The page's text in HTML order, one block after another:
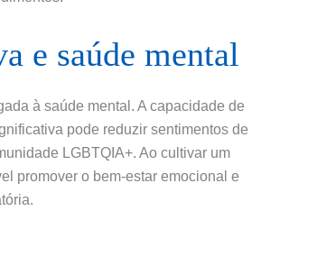
e saúde mental
à saúde mental. A capacidade de
pode reduzir sentimentos de
LGBTQIA+. Ao cultivar um
promover o bem-estar emocional e